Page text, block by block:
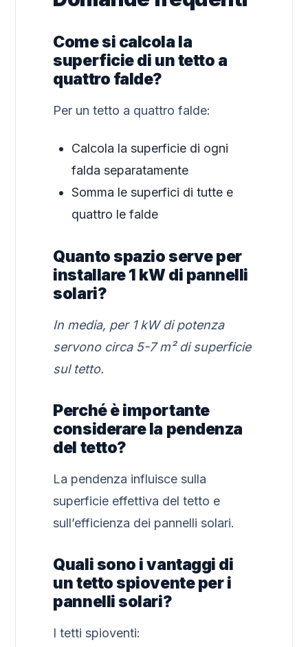
Come si calcola la
superficie di un tetto a
quattro falde?
Per un tetto a quattro falde:
Calcola la superficie di ogni
falda separatamente
Somma le superfici di tutte e
quattro le falde
Quanto spazio serve per
installare 1 kW di pannelli
solari?
In media, per 1 kW di potenza
servono circa 5-7 m² di superficie
sul tetto.
Perché è importante
considerare la pendenza
del tetto?
La pendenza influisce sulla
superficie effettiva del tetto e
sull’efficienza dei pannelli solari.
Quali sono i vantaggi di
un tetto spiovente per i
pannelli solari?
I tetti spioventi: